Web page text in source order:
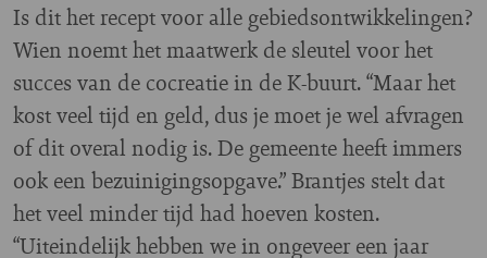
Is dit het recept voor alle gebiedsontwikkelingen?
Wien noemt het maatwerk de sleutel voor het
succes van de cocreatie in de K-buurt. “Maar het
kost veel tijd en geld, dus je moet je wel afvragen
of dit overal nodig is. De gemeente heeft immers
ook een bezuinigingsopgave.” Brantjes stelt dat
het veel minder tijd had hoeven kosten.
“Uiteindelijk hebben we in ongeveer een jaar